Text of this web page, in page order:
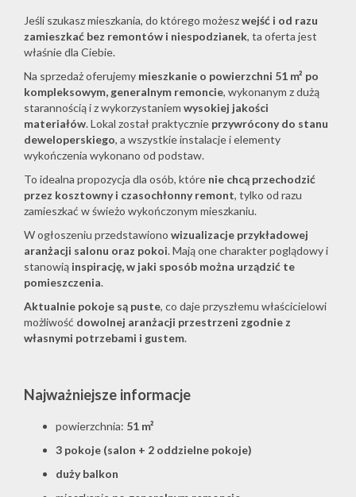
Jeśli szukasz mieszkania, do którego możeszwejść i od razu
zamieszkać bez remontów i niespodzianek, ta oferta jest
właśnie dla Ciebie.
Na sprzedaż oferujemy mieszkanie o powierzchni 51 m² po
kompleksowym, generalnym remoncie, wykonanym z dużą
starannością i z wykorzystaniem wysokiej jakości
materiałów. Lokal został praktycznie przywrócony do stanu
deweloperskiego, a wszystkie instalacje i elementy
wykończenia wykonano od podstaw.
To idealna propozycja dla osób, które nie chcą przechodzić
przez kosztowny i czasochłonny remont, tylko od razu
zamieszkać w świeżo wykończonym mieszkaniu.
W ogłoszeniu przedstawiono wizualizacje przykładowej
aranżacji salonu oraz pokoi. Mają one charakter poglądowy i
stanowią inspirację, w jaki sposób można urządzić te
pomieszczenia.
Aktualnie pokoje są puste, co daje przyszłemu właścicielowi
możliwość dowolnej aranżacji przestrzeni zgodnie z
własnymi potrzebami i gustem.
Najważniejsze informacje
powierzchnia: 51 m²
3 pokoje (salon + 2 oddzielne pokoje)
duży balkon